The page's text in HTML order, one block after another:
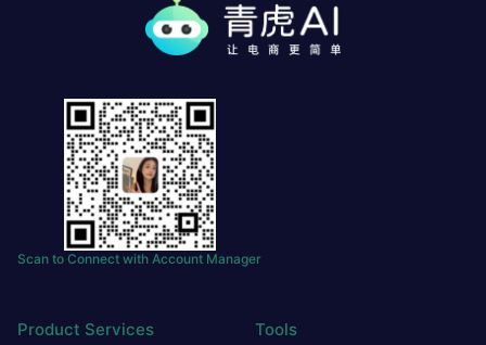
Scan to Connect with Account Manager
Product Services Tools